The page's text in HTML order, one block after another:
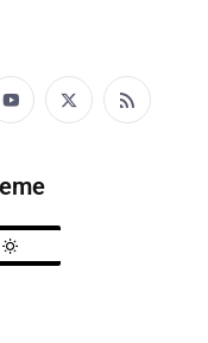
v
proslave
Ormož, Danijel
on.net,
kot svoj